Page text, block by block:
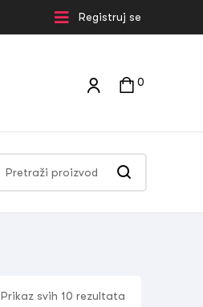
Registruj se
0
Prikaz svih 10 rezultata